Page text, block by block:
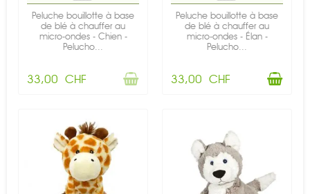
Peluche bouillotte à base
de blé à chauffer au
micro-ondes - Chien -
Pelucho...
33,00 CHF
Peluche bouillotte à base
de blé à chauffer au
micro-ondes - Élan -
Pelucho...
33,00 CHF